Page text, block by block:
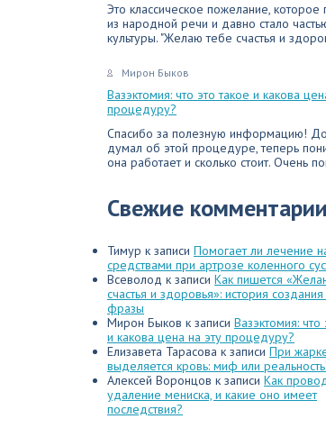
Это классическое пожелание,
из народной речи и давно стало
культуры. "Желаю тебе счастья и
Мирон Быков
Вазэктомия: что это такое и какова
процедуру?
Спасибо за полезную информацию!
думал об этой процедуре, теперь
она работает и сколько стоит. Очень
Свежие комментарии
Тимур к записи Помогает ли лечение
средствами при артрозе коленного
Всеволод к записи Как пишется
счастья и здоровья»: история создания
фразы
Мирон Быков к записи Вазэктомия: что
и какова цена на эту процедуру?
Елизавета Тарасова к записи При
выделяется кровь: миф или
Алексей Воронцов к записи Как
удаление мениска, и какие оно имеет
последствия?